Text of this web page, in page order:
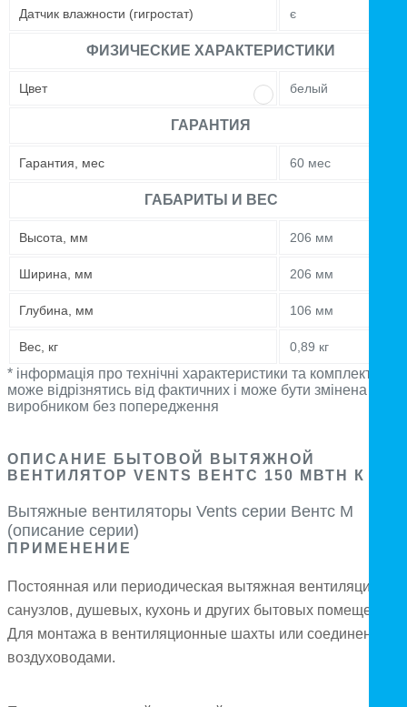
Датчик влажности (гигростат) є
ФИЗИЧЕСКИЕ ХАРАКТЕРИСТИКИ
Цвет белый
ГАРАНТИЯ
Гарантия, мес 60 мес
ГАБАРИТЫ И ВЕС
Высота, мм 206 мм
Ширина, мм 206 мм
Глубина, мм 106 мм
Вес, кг 0,89 кг
* інформація про технічні характеристики та комплектацію
може відрізнятись від фактичних і може бути змінена
виробником без попередження
ОПИСАНИЕ БЫТОВОЙ ВЫТЯЖНОЙ
ВЕНТИЛЯТОР VENTS ВЕНТС 150 МВТН К (М)
Вытяжные вентиляторы Vents серии Вентс М
(описание серии)
ПРИМЕНЕНИЕ
Постоянная или периодическая вытяжная вентиляция
санузлов, душевых, кухонь и других бытовых помещений.
Для монтажа в вентиляционные шахты или соединения с
воздуховодами.